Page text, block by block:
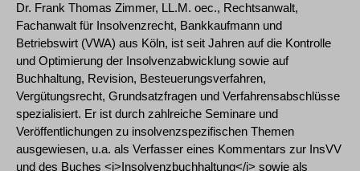
Dr. Frank Thomas Zimmer, LL.M. oec., Rechtsanwalt,
Fachanwalt für Insolvenzrecht, Bankkaufmann und
Betriebswirt (VWA) aus Köln, ist seit Jahren auf die Kontrolle
und Optimierung der Insolvenzabwicklung sowie auf
Buchhaltung, Revision, Besteuerungsverfahren,
Vergütungsrecht, Grundsatzfragen und Verfahrensabschlüsse
spezialisiert. Er ist durch zahlreiche Seminare und
Veröffentlichungen zu insolvenzspezifischen Themen
ausgewiesen, u.a. als Verfasser eines Kommentars zur InsVV
und des Buches <i>Insolvenzbuchhaltung</i> sowie als